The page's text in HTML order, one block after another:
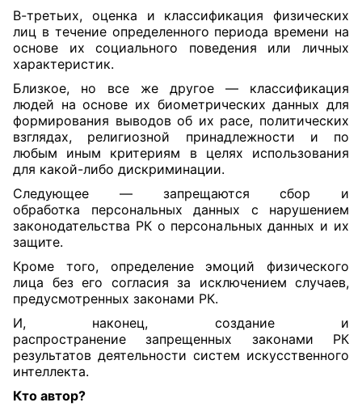
В-третьих, оценка и классификация физических
лиц в течение определенного периода времени на
основе их социального поведения или личных
характеристик.
Близкое, но все же другое — классификация
людей на основе их биометрических данных для
формирования выводов об их расе, политических
взглядах, религиозной принадлежности и по
любым иным критериям в целях использования
для какой-либо дискриминации.
Следующее — запрещаются сбор и
обработка персональных данных с нарушением
законодательства РК о персональных данных и их
защите.
Кроме того, определение эмоций физического
лица без его согласия за исключением случаев,
предусмотренных законами РК.
И, наконец, создание и
распространение запрещенных законами РК
результатов деятельности систем искусственного
интеллекта.
Кто автор?